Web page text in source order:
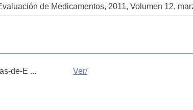
de Medicamentos, 2011, Volumen 12,
de-E ...
Ver/